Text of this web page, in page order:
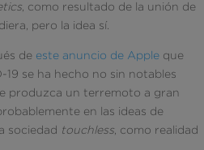
, como resultado de la unión de
pero la idea sí.
de este anuncio de Apple que
se ha hecho no sin notables
produzca un terremoto a gran
en las ideas de
sociedad touchless , como realidad